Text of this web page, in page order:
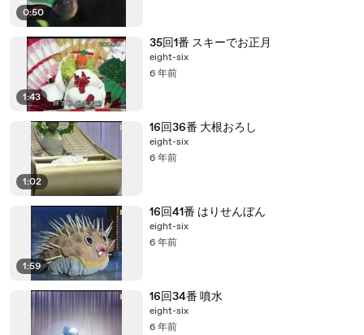
0:50
1:43
35回1番 スキーでお正月
eight-six
6 年前
1:02
16回36番 大根おろし
eight-six
6 年前
1:59
16回41番 はりせんぼん
eight-six
6 年前
16回34番 噴水
eight-six
6 年前